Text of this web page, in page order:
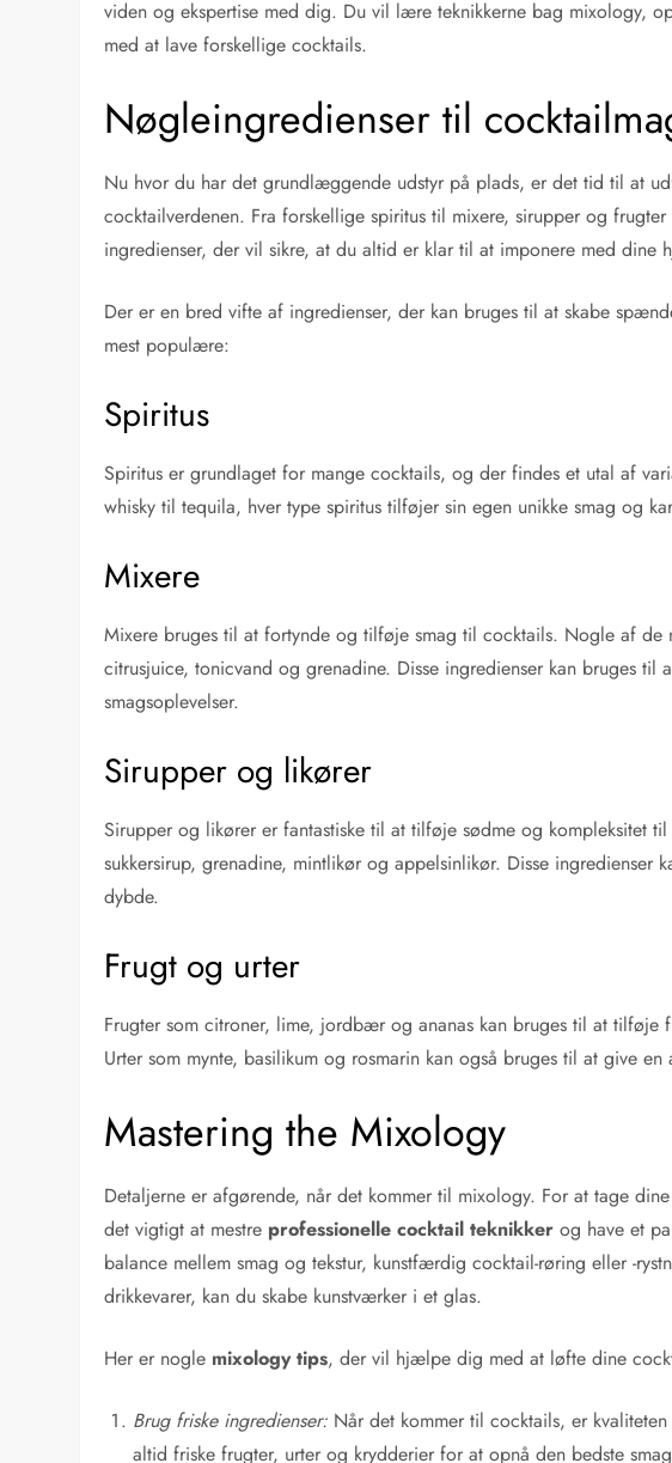
viden og ekspertise med dig. Du vil lære teknikkerne bag mixology,
med at lave forskellige cocktails.
Nøgleingredienser til
Nu hvor du har det grundlæggende udstyr på plads, er det tid til at
cocktailverdenen. Fra forskellige spiritus til mixere, sirupper og
ingredienser, der vil sikre, at du altid er klar til at imponere med dine
Der er en bred vifte af ingredienser, der kan bruges til at skabe
mest populære:
Spiritus
Spiritus er grundlaget for mange cocktails, og der findes et utal af
whisky til tequila, hver type spiritus tilføjer sin egen unikke smag og
Mixere
Mixere bruges til at fortynde og tilføje smag til cocktails. Nogle af de
citrusjuice, tonicvand og grenadine. Disse ingredienser kan bruges til
smagsoplevelser.
Sirupper og likører
Sirupper og likører er fantastiske til at tilføje sødme og kompleksitet
sukkersirup, grenadine, mintlikør og appelsinlikør. Disse ingredienser
dybde.
Frugt og urter
Frugter som citroner, lime, jordbær og ananas kan bruges til at tilføje
Urter som mynte, basilikum og rosmarin kan også bruges til at give
Mastering the Mixology
Detaljerne er afgørende, når det kommer til mixology. For at tage
det vigtigt at mestre professionelle cocktail teknikker og have et
balance mellem smag og tekstur, kunstfærdig cocktail-røring eller -
drikkevarer, kan du skabe kunstværker i et glas.
Her er nogle mixology tips, der vil hjælpe dig med at løfte dine
Brug friske ingredienser: Når det kommer til cocktails, er
altid friske frugter, urter og krydderier for at opnå den bedste